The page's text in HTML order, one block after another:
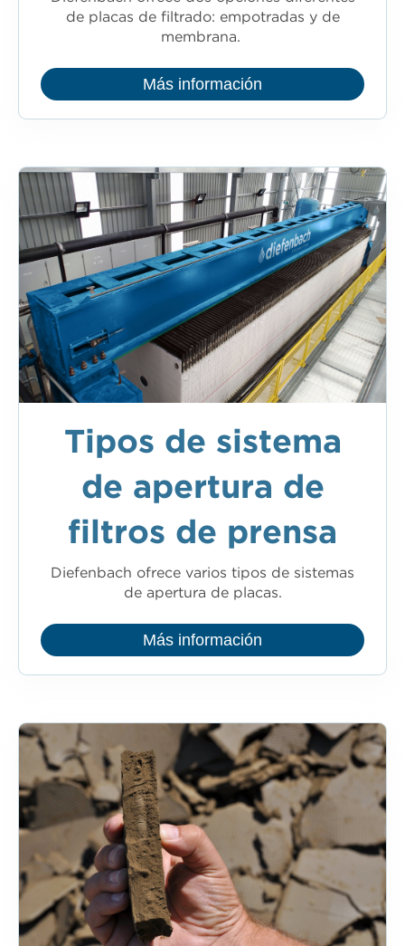
de placas de filtrado: empotradas y de
membrana.
Más información
Tipos de sistema
de apertura de
filtros de prensa
Diefenbach ofrece varios tipos de sistemas
de apertura de placas.
Más información